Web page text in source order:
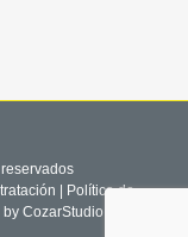
Política de
byCozarStudio